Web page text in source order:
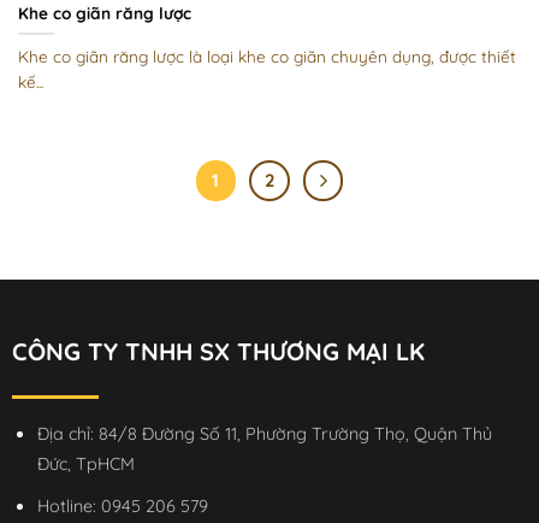
Khe co giãn răng lược
Khe co giãn răng lược là loại khe co giãn chuyên dụng, được thiết
kế...
1 2
CÔNG TY TNHH SX THƯƠNG MẠI LK
Địa chỉ: 84/8 Đường Số 11, Phường Trường Thọ, Quận Thủ
Đức, TpHCM
Hotline: 0945 206 579